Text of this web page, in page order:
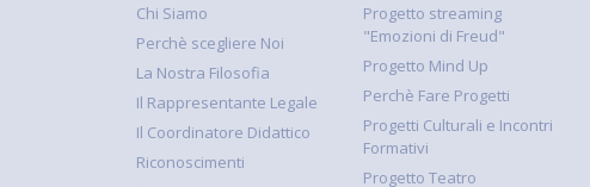
Chi Siamo
Perchè scegliere Noi
La Nostra Filosofia
Il Rappresentante Legale
Il Coordinatore Didattico
Riconoscimenti
Progetto streaming
"Emozioni di Freud"
Progetto Mind Up
Perchè Fare Progetti
Progetti Culturali e Incontri
Formativi
Progetto Teatro